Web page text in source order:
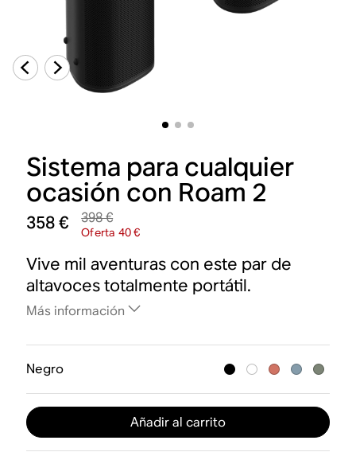
Sistema para cualquier
ocasión con Roam 2
358 € 398 €
Oferta 40 €
Vive mil aventuras con este par de
altavoces totalmente portátil.
Más información
Negro
Añadir al carrito